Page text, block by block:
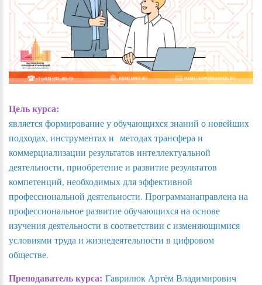
Цель курса:
является формирование у обучающихся знаний о новейших
подходах, инструментах и методах трансфера и
коммерциализации результатов интеллектуальной
деятельности, приобретение и развитие результатов
компетенций, необходимых для эффективной
профессиональной деятельности. Программанаправлена на
профессиональное развитие обучающихся на основе
изучения деятельности в соответствии с изменяющимися
условиями труда и жизнедеятельности в цифровом
обществе.
Преподаватель курса: Гаврилюк Артём Владимирович